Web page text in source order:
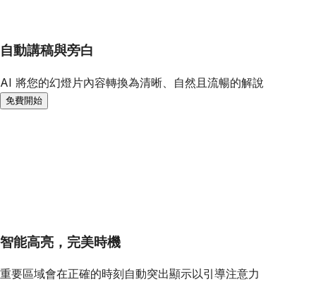
自動講稿與旁白
AI 將您的幻燈片內容轉換為清晰、自然且流暢的解說
免費開始
智能高亮，完美時機
重要區域會在正確的時刻自動突出顯示以引導注意力